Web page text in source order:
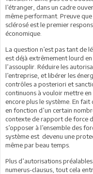
l’étranger, dans un cadre
même performant. Preuve
sclérosé est le premier
économique.
La question n’est pas tant de
est déjà extrêmement lourd
l’assouplir. Réduire les
l’entreprise, et libérer les
contrôles a posteriori et
continuons à vouloir mettre
encore plus le système. En
en fonction d’un certain
contexte de rapport de force
s’opposer à l’ensemble des
système est devenu une
même par beau temps.
Plus d’autorisations
numerus-clausus, tout cela